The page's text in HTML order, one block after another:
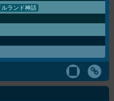
ランド神話